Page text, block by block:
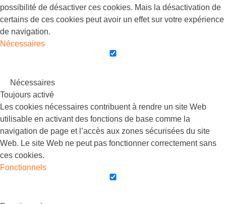
possibilité de désactiver ces cookies. Mais la désactivation de
certains de ces cookies peut avoir un effet sur votre expérience
de navigation.
Nécessaires
Nécessaires
Toujours activé
Les cookies nécessaires contribuent à rendre un site Web
utilisable en activant des fonctions de base comme la
navigation de page et l’accès aux zones sécurisées du site
Web. Le site Web ne peut pas fonctionner correctement sans
ces cookies.
Fonctionnels